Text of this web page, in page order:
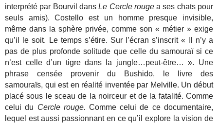
interprété par Bourvil dansLe Cercle rougea ses chats pour
seuls amis). Costello est un homme presque invisible,
même dans la sphère privée, comme son « métier » exige
qu’il le soit. Le temps s’étire. Sur l’écran s’inscrit « Il n’y a
pas de plus profonde solitude que celle du samouraï si ce
n’est celle d’un tigre dans la jungle…peut-être… ». Une
phrase censée provenir du Bushido, le livre des
samouraïs, qui est en réalité inventée par Melville. Un début
placé sous le sceau de la noirceur et de la fatalité. Comme
celui du Cercle rouge. Comme celui de ce documentaire,
lequel est aussi passionnant en ce qu’il explore la vision de